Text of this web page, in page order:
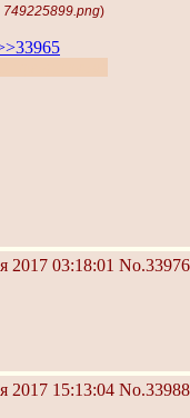
749225899.png)
2017 03:18:01 No.33976
2017 15:13:04 No.33988